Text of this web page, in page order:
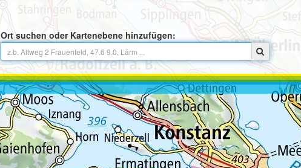
Ort suchen oder Kartenebene hinzufügen: